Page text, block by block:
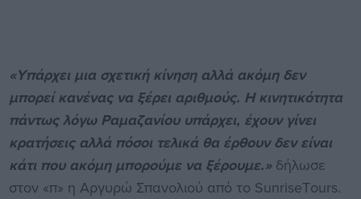
«Υπάρχει μια σχετική κίνηση αλλά ακόμη δεν
μπορεί κανένας να ξέρει αριθμούς. Η κινητικότητα
πάντως λόγω Ραμαζανίου υπάρχει, έχουν γίνει
κρατήσεις αλλά πόσοι τελικά θα έρθουν δεν είναι
κάτι που ακόμη μπορούμε να ξέρουμε.» δήλωσε
στον «π» η Αργυρώ Σπανολιού από το SunriseΤours.